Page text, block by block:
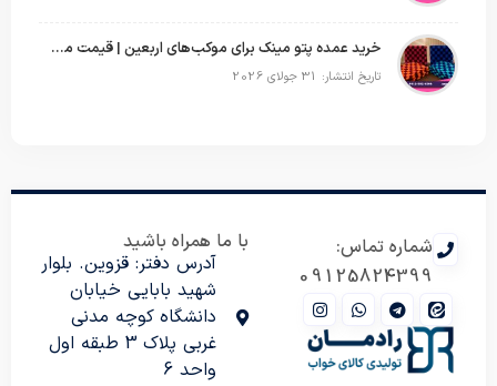
خرید عمده پتو مینک برای موکب‌های اربعین | قیمت مناسب و ارسال سریع
تاریخ انتشار: 31 جولای 2026
شماره تماس:
09125824399
با ما همراه باشید
آدرس دفتر: قزوین. بلوار
شهید بابایی خیابان
دانشگاه کوچه مدنی
غربی پلاک 3 طبقه اول
واحد 6